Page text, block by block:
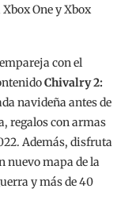
One y Xbox
con el
Chivalry 2:
navideña antes de
regalos con armas
Además, disfruta
nuevo mapa de la
y más de 40